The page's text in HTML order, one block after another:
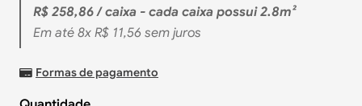
R$ 258,86/ caixa - cada caixa possui 2.8m²
Em até 8x R$ 11,56 sem juros
Formas de pagamento